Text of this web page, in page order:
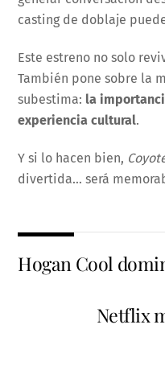
casting de doblaje
Este estreno no solo
También pone sobre la
subestima: la
experiencia cultural.
Y si lo hacen bien,
divertida… será
Hogan Cool
Netflix